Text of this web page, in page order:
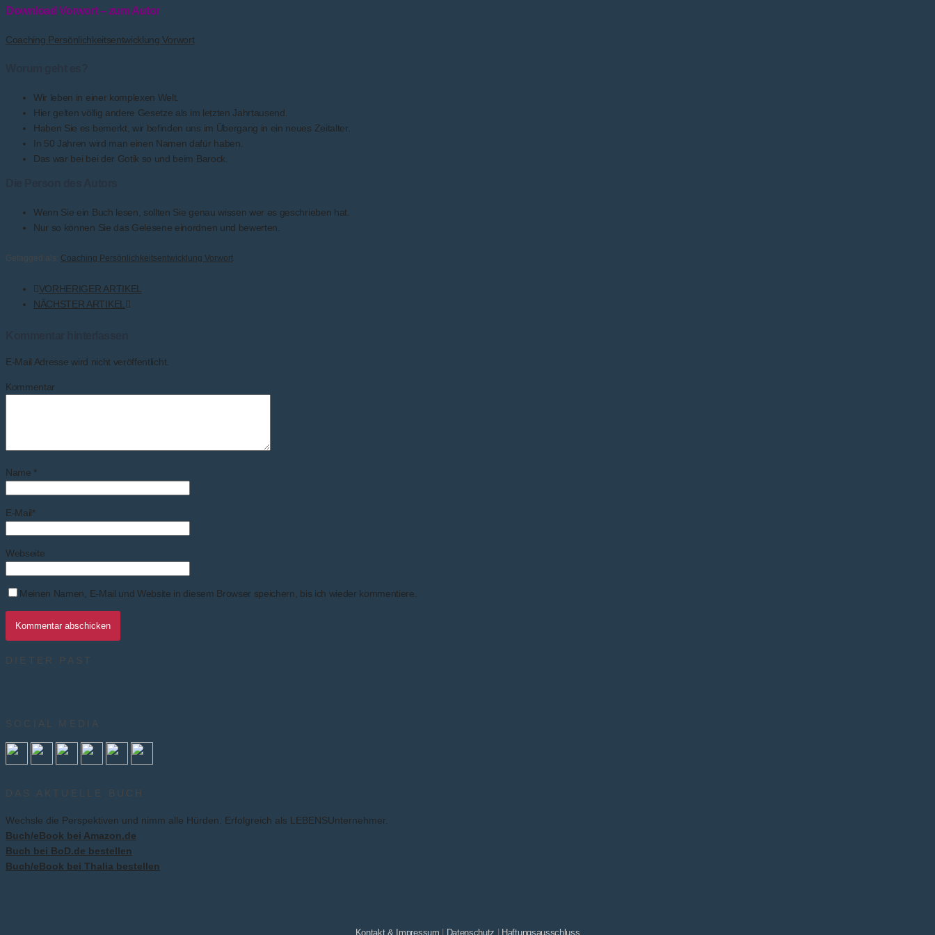
Download Vorwort – zum Autor
Coaching Persönlichkeitsentwicklung Vorwort
Wir leben in einer komplexen Welt.
Hier gelten völlig andere Gesetze als im letzten Jahrtausend.
Haben Sie es bemerkt, wir befinden uns im Übergang in ein neues Zeitalter.
In 50 Jahren wird man einen Namen dafür haben.
Das war bei bei der Gotik so und beim Barock.
Wenn Sie ein Buch lesen, sollten Sie genau wissen wer es geschrieben hat.
Nur so können Sie das Gelesene einordnen und bewerten.
Getagged als: Coaching Persönlichkeitsentwicklung Vorwort
VORHERIGER ARTIKEL
NÄCHSTER ARTIKEL
E-Mail Adresse wird nicht veröffentlicht.
Kommentar
Name *
E-Mail*
Webseite
Meinen Namen, E-Mail und Website in diesem Browser speichern, bis ich wieder kommentiere.
DIETER PAST
SOCIAL MEDIA
DAS AKTUELLE BUCH
Wechsle die Perspektiven und nimm alle Hürden. Erfolgreich als LEBENSUnternehmer.
Buch/eBook bei Amazon.de
Buch bei BoD.de bestellen
Buch/eBook bei Thalia bestellen
Kontakt & Impressum Datenschutz Haftungsausschluss